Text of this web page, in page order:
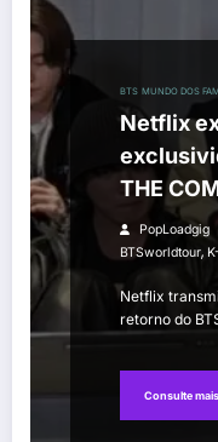
BTS MUNDO DOS
Netflix
THE
PopLoadgig
BTSworldtour,
Netflix
retorno do
Consulte